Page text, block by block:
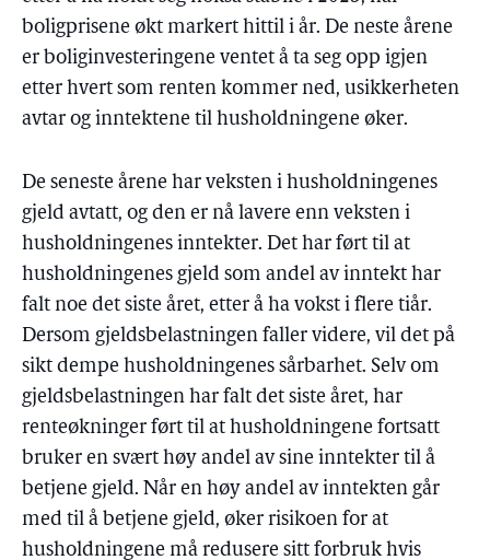
boligprisene økt markert hittil i år. De neste årene
er boliginvesteringene ventet å ta seg opp igjen
etter hvert som renten kommer ned, usikkerheten
avtar og inntektene til husholdningene øker.
De seneste årene har veksten i husholdningenes
gjeld avtatt, og den er nå lavere enn veksten i
husholdningenes inntekter. Det har ført til at
husholdningenes gjeld som andel av inntekt har
falt noe det siste året, etter å ha vokst i flere tiår.
Dersom gjeldsbelastningen faller videre, vil det på
sikt dempe husholdningenes sårbarhet. Selv om
gjeldsbelastningen har falt det siste året, har
renteøkninger ført til at husholdningene fortsatt
bruker en svært høy andel av sine inntekter til å
betjene gjeld. Når en høy andel av inntekten går
med til å betjene gjeld, øker risikoen for at
husholdningene må redusere sitt forbruk hvis